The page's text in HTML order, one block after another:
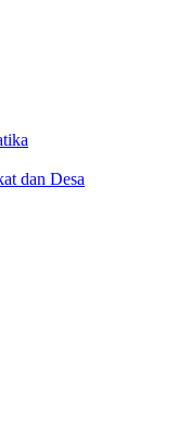
dan Desa